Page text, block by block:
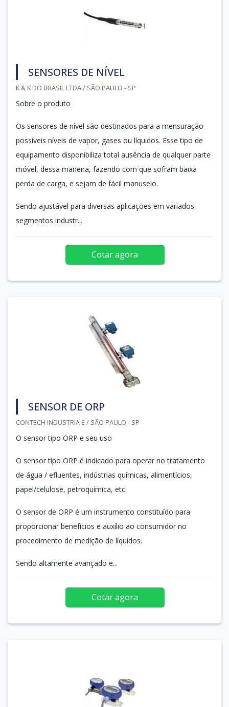
SENSORES DE NÍVEL
K & K DO BRASIL LTDA / SÃO PAULO - SP
Sobre o produto
Os sensores de nível são destinados para a mensuração
possíveis níveis de vapor, gases ou líquidos. Esse tipo de
equipamento disponibiliza total ausência de qualquer parte
móvel, dessa maneira, fazendo com que sofram baixa
perda de carga, e sejam de fácil manuseio.
Sendo ajustável para diversas aplicações em variados
segmentos industr...
Cotar agora
SENSOR DE ORP
CONTECH INDUSTRIA E / SÃO PAULO - SP
O sensor tipo ORP e seu uso
O sensor tipo ORP é indicado para operar no tratamento
de água / efluentes, indústrias químicas, alimentícios,
papel/celulose, petroquímica, etc.
O sensor de ORP é um instrumento constituído para
proporcionar benefícios e auxílio ao consumidor no
procedimento de medição de líquidos.
Sendo altamente avançado e...
Cotar agora